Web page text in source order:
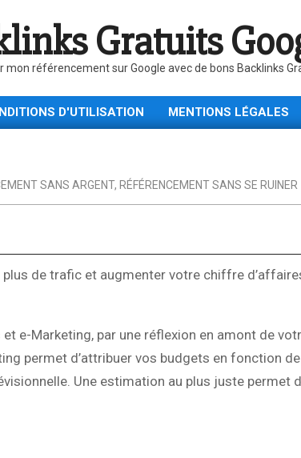
Gratuits
référencement sur Google avec de bons Backlinks
D'UTILISATION MENTIONS LÉGALES
SANS ARGENT, RÉFÉRENCEMENT SANS SE RUINER
de trafic et augmenter votre chiffre
e-Marketing, par une réflexion en amont de
permet d’attribuer vos budgets en fonction
Une estimation au plus juste permet